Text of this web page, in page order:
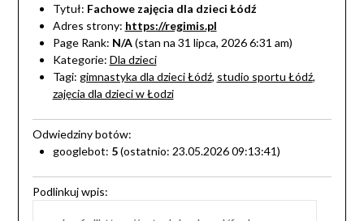
Tytuł: Fachowe zajęcia dla dzieci Łódź
Adres strony: https://regimis.pl
Page Rank: N/A(stan na 31 lipca, 2026 6:31 am)
Kategorie: Dla dzieci
Tagi: gimnastyka dla dzieci Łódź, studio sportu Łódź,
zajęcia dla dzieci w Łodzi
Odwiedziny botów:
googlebot: 5(ostatnio: 23.05.2026 09:13:41)
Podlinkuj wpis: